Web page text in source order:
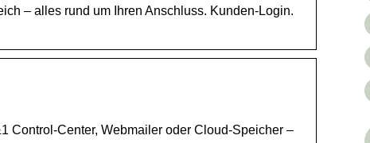
– alles rund um Ihren Anschluss. Kunden-Login.
Control-Center, Webmailer oder Cloud-Speicher –